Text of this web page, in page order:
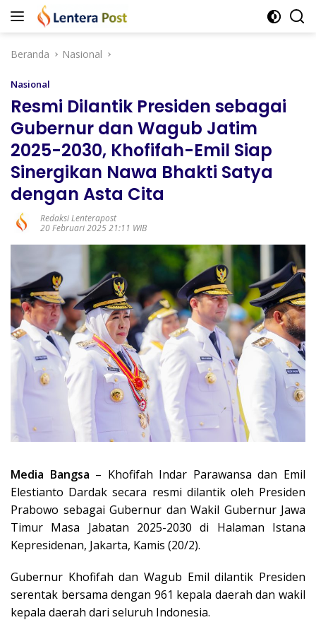
Langsung
Beranda
Nasional
Nasional
Resmi Dilantik Presiden sebagai
Gubernur dan Wagub Jatim
2025-2030, Khofifah-Emil Siap
Sinergikan Nawa Bhakti Satya
dengan Asta Cita
Redaksi Lenterapost
20 Februari 2025 21:11 WIB
Media Bangsa – Khofifah Indar Parawansa dan Emil
Elestianto Dardak secara resmi dilantik oleh Presiden
Prabowo sebagai Gubernur dan Wakil Gubernur Jawa
Timur Masa Jabatan 2025-2030 di Halaman Istana
Kepresidenan, Jakarta, Kamis (20/2).
Gubernur Khofifah dan Wagub Emil dilantik Presiden
serentak bersama dengan 961 kepala daerah dan wakil
kepala daerah dari seluruh Indonesia.